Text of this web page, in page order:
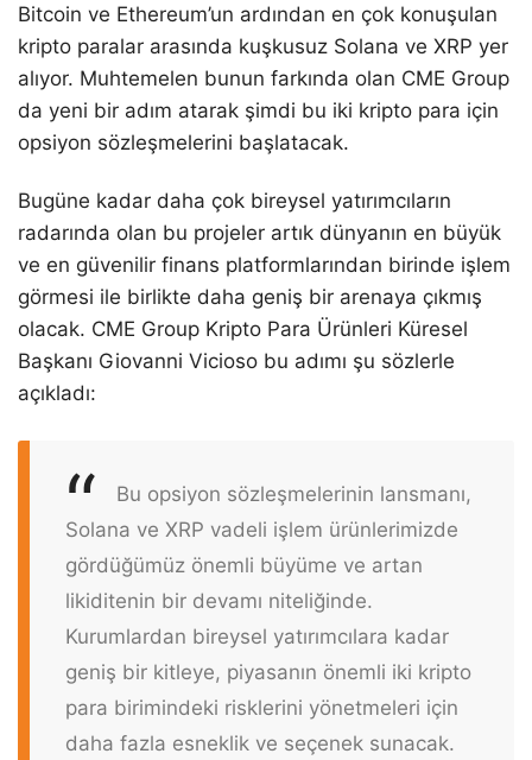
Bitcoin ve Ethereum’un ardından en çok konuşulan
kripto paralar arasında kuşkusuz Solana ve XRP yer
alıyor. Muhtemelen bunun farkında olan CME Group
da yeni bir adım atarak şimdi bu iki kripto para için
opsiyon sözleşmelerini başlatacak.
Bugüne kadar daha çok bireysel yatırımcıların
radarında olan bu projeler artık dünyanın en büyük
ve en güvenilir finans platformlarından birinde işlem
görmesi ile birlikte daha geniş bir arenaya çıkmış
olacak. CME Group Kripto Para Ürünleri Küresel
Başkanı Giovanni Vicioso bu adımı şu sözlerle
açıkladı:
Bu opsiyon sözleşmelerinin lansmanı,
Solana ve XRP vadeli işlem ürünlerimizde
gördüğümüz önemli büyüme ve artan
likiditenin bir devamı niteliğinde.
Kurumlardan bireysel yatırımcılara kadar
geniş bir kitleye, piyasanın önemli iki kripto
para birimindeki risklerini yönetmeleri için
daha fazla esneklik ve seçenek sunacak.